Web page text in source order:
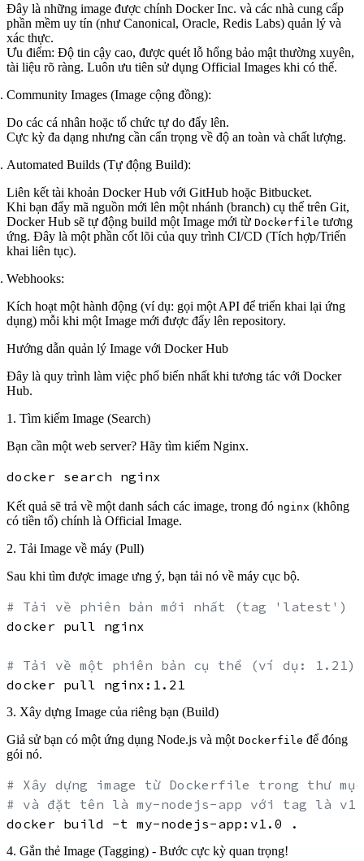
Đây là những image được chính Docker Inc. và các nhà cung cấp
phần mềm uy tín (như Canonical, Oracle, Redis Labs) quản lý và
xác thực.
Ưu điểm: Độ tin cậy cao, được quét lỗ hổng bảo mật thường xuyên,
tài liệu rõ ràng. Luôn ưu tiên sử dụng Official Images khi có thể.
Community Images (Image cộng đồng):
Do các cá nhân hoặc tổ chức tự do đẩy lên.
Cực kỳ đa dạng nhưng cần cẩn trọng về độ an toàn và chất lượng.
Automated Builds (Tự động Build):
Liên kết tài khoản Docker Hub với GitHub hoặc Bitbucket.
Khi bạn đẩy mã nguồn mới lên một nhánh (branch) cụ thể trên Git,
Docker Hub sẽ tự động build một Image mới từ Dockerfile tương
ứng. Đây là một phần cốt lõi của quy trình CI/CD (Tích hợp/Triển
khai liên tục).
Webhooks:
Kích hoạt một hành động (ví dụ: gọi một API để triển khai lại ứng
dụng) mỗi khi một Image mới được đẩy lên repository.
Hướng dẫn quản lý Image với Docker Hub
Đây là quy trình làm việc phổ biến nhất khi tương tác với Docker
Hub.
1. Tìm kiếm Image (Search)
Bạn cần một web server? Hãy tìm kiếm Nginx.
Kết quả sẽ trả về một danh sách các image, trong đó nginx (không
có tiền tố) chính là Official Image.
2. Tải Image về máy (Pull)
Sau khi tìm được image ưng ý, bạn tải nó về máy cục bộ.
# Tải về phiên bản mới nhất (tag 'latest')
docker pull nginx
# Tải về một phiên bản cụ thể (ví dụ: 1.21)
3. Xây dựng Image của riêng bạn (Build)
Giả sử bạn có một ứng dụng Node.js và một Dockerfile để đóng
gói nó.
# Xây dựng image từ Dockerfile trong thư
# và đặt tên là my-nodejs-app với tag là
4. Gắn thẻ Image (Tagging) - Bước cực kỳ quan trọng!